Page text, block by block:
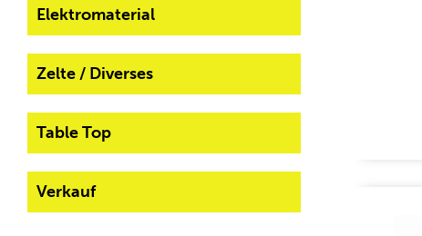
Elektromaterial
Zelte / Diverses
Table Top
Verkauf